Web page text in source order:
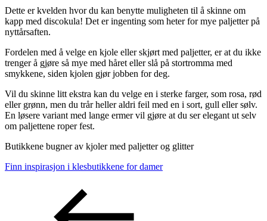
Dette er kvelden hvor du kan benytte muligheten til å skinne om
kapp med discokula! Det er ingenting som heter for mye paljetter på
nyttårsaften.
Fordelen med å velge en kjole eller skjørt med paljetter, er at du ikke
trenger å gjøre så mye med håret eller slå på stortromma med
smykkene, siden kjolen gjør jobben for deg.
Vil du skinne litt ekstra kan du velge en i sterke farger, som rosa, rød
eller grønn, men du trår heller aldri feil med en i sort, gull eller sølv.
En løsere variant med lange ermer vil gjøre at du ser elegant ut selv
om paljettene roper fest.
Butikkene bugner av kjoler med paljetter og glitter
Finn inspirasjon i klesbutikkene for damer